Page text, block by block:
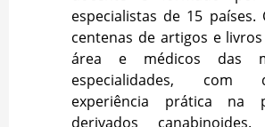
especialistas de 15 países.
centenas de artigos e
área e médicos das
especialidades, com
experiência prática na
derivados